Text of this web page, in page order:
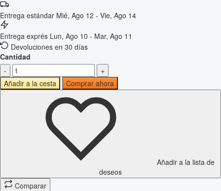
Entrega estándar Mié, Ago 12 - Vie, Ago 14
Entrega exprés Lun, Ago 10 - Mar, Ago 11
Devoluciones en 30 días
Cantidad
-
+
Añadir a la cesta
Comprar ahora
Añadir a la lista de
deseos
Comparar